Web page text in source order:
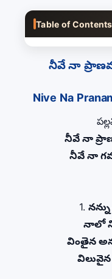
Table of Contents
నీవే నా
Nive Na
నీవే నా
నీవే నా
1.
నాలో
వింతైన